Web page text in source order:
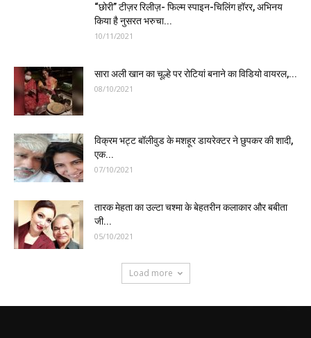
“छोरी” टीज़र रिलीज़- फिल्म स्पाइन-चिलिंग हॉरर, अभिनय
किया है नुसरत भरुचा...
10/11/2021
सारा अली खान का चूल्हे पर रोटियां बनाने का विडियो वायरल,...
08/10/2021
विक्रम भट्ट बॉलीवुड के मशहूर डायरेक्टर ने छुपकर की शादी,
एक...
07/10/2021
तारक मेहता का उल्टा चश्मा के बेहतरीन कलाकार और बबीता
जी...
05/10/2021
Load more